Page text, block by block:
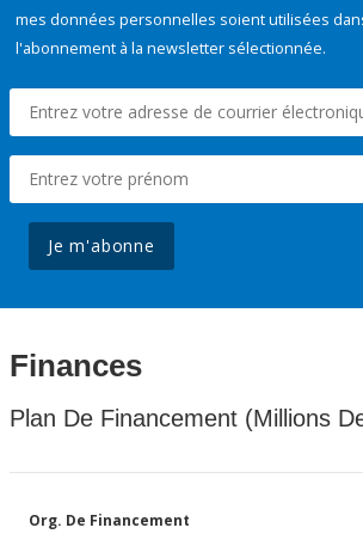
mes données personnelles soient utilisées
l'abonnement à la newsletter sélectionnée.
Je m'abonne
Finances
Plan De Financement (Millions
Org. De Financement